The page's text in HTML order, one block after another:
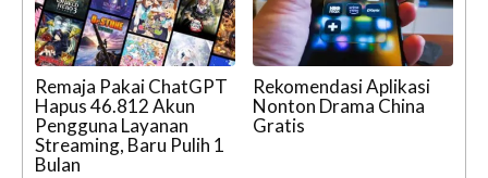
Remaja Pakai ChatGPT
Hapus 46.812 Akun
Pengguna Layanan
Streaming, Baru Pulih 1
Bulan
Rekomendasi Aplikasi
Nonton Drama China
Gratis